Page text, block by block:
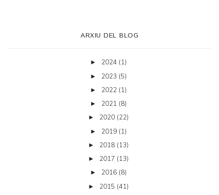
ARXIU DEL BLOG
► 2024 (1)
► 2023 (5)
► 2022 (1)
► 2021 (8)
► 2020 (22)
► 2019 (1)
► 2018 (13)
► 2017 (13)
► 2016 (8)
► 2015 (41)